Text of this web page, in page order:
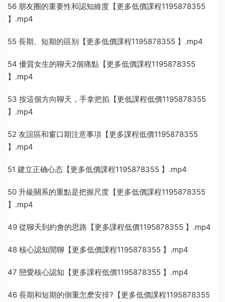
56 朋友圈的重要性和認知維度【更多低價課程1195878355
】.mp4
55 長期、短期的區别【更多低價課程1195878355 】.mp4
54 優質女生的聊天2個痛點【更多低價課程1195878355
】.mp4
53 按這個方向聊天，手拿把掐【更低課程低價1195878355
】.mp4
52 友誼區和窗口期注意事項【更多課程低價1195878355
】.mp4
51 建立正确心态【更多低價課程1195878355 】.mp4
50 升級關系的重點是把握尺度【更多低價課程1195878355
】.mp4
49 從聊天到約會的思路【更多課程低價1195878355 】.mp4
48 核心認知閒聊【更多低價課程1195878355 】.mp4
47 戀愛核心認知【更多課程低價1195878355 】.mp4
46 長期和短期的側重怎麽安排?【更多低價課程1195878355